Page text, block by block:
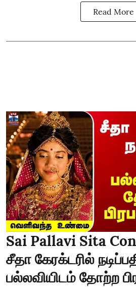
Read More
Sai Pallavi Sita
சீதா கேரக்டரில்
பல்லவியிடம் தோற்ற